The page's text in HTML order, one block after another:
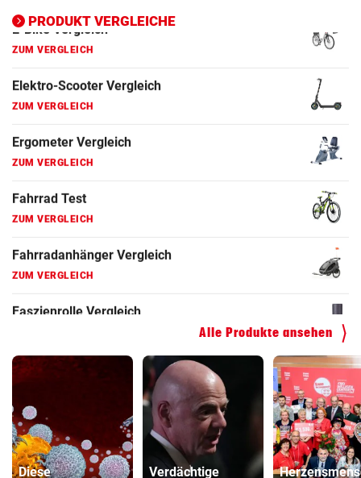
PRODUKT VERGLEICHE
Action-Cam Vergleich
Crosstrainer Vergleich
E-Bike Vergleich
Elektro-Scooter Vergleich
Ergometer Vergleich
Fahrradanhänger Vergleich
ZUM VERGLEICH
Faszienrolle Vergleich
ZUM VERGLEICH
Alle Produkte ansehen
Diese Verdächtige